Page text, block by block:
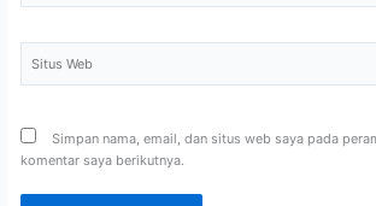
Web
Simpan nama, email, dan situs web saya pada
komentar saya berikutnya.